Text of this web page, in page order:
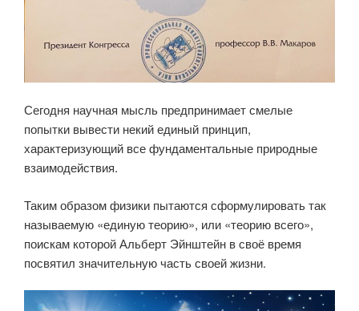
Сегодня научная мысль предпринимает смелые
попытки вывести некий единый принцип,
характеризующий все фундаментальные природные
взаимодействия.
Таким образом физики пытаются сформулировать так
называемую «единую теорию», или «теорию всего»,
поискам которой Альберт Эйнштейн в своё время
посвятил значительную часть своей жизни.